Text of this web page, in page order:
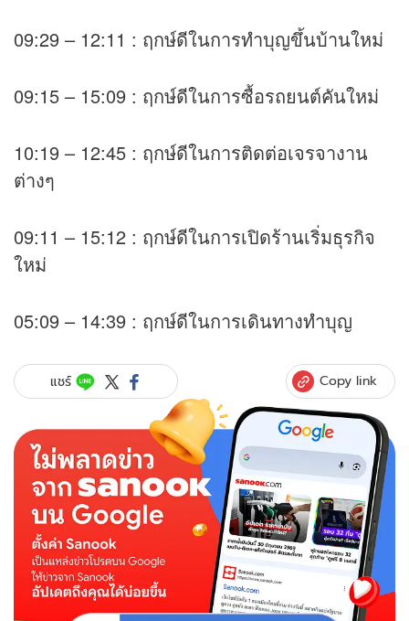
09:29 – 12:11 : ฤกษ์ดีในการทำบุญขึ้นบ้านใหม่
09:15 – 15:09 : ฤกษ์ดีในการซื้อรถยนต์คันใหม่
10:19 – 12:45 : ฤกษ์ดีในการติดต่อเจรจางาน
ต่างๆ
09:11 – 15:12 : ฤกษ์ดีในการเปิดร้านเริ่มธุรกิจ
ใหม่
05:09 – 14:39 : ฤกษ์ดีในการเดินทางทำบุญ
แชร์ Copy link